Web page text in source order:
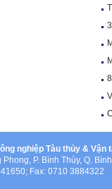
nghiệp Tàu thủy & Vận
P. Bình Thủy, Q.
Fax: 0710 3884322